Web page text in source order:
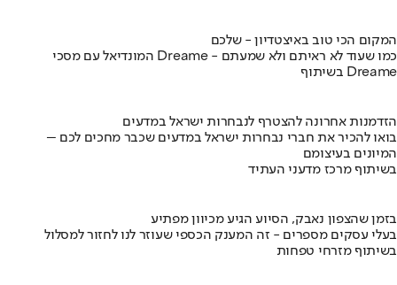
המקום הכי טוב באיצטדיון - שלכם
המונדיאל עם מסכי Dreame - כמו שעוד לא ראיתם ולא שמעתם
בשיתוף Dreame
הזדמנות אחרונה להצטרף לנבחרות ישראל במדעים
בואו להכיר את חברי נבחרות ישראל במדעים שכבר מחכים לכם –
המיונים בעיצומם
בשיתוף מרכז מדעני העתיד
בזמן שהצפון נאבק, הסיוע הגיע מכיוון מפתיע
בעלי עסקים מספרים - זה המענק הכספי שעוזר לנו לחזור למסלול
בשיתוף מזרחי טפחות